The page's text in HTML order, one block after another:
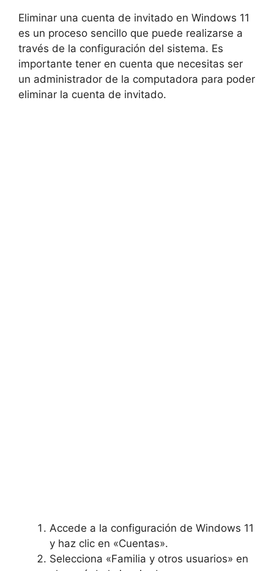
Eliminar una cuenta de invitado en Windows 11
es un proceso sencillo que puede realizarse a
través de la configuración del sistema. Es
importante tener en cuenta que necesitas ser
un administrador de la computadora para poder
eliminar la cuenta de invitado.
Accede a la configuración de Windows 11
y haz clic en «Cuentas».
Selecciona «Familia y otros usuarios» en